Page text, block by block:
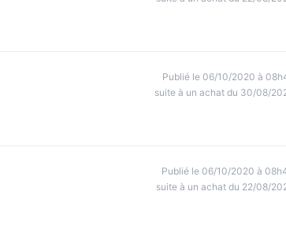
Publié le 06/10/2020 à
suite à un achat du 30/08/
Publié le 06/10/2020 à
suite à un achat du 22/08/